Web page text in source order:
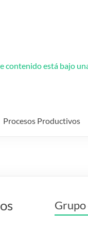
contenido está bajo
Procesos Productivos